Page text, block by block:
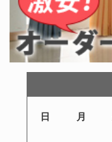
日 月